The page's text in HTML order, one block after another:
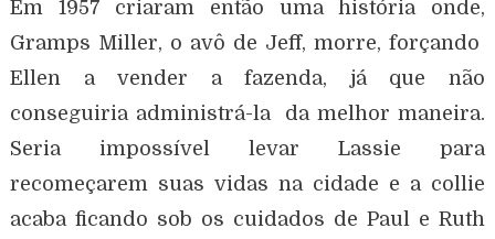
Em 1957 criaram então uma história onde,
Gramps Miller, o avô de Jeff, morre, forçando
Ellen a vender a fazenda, já que não
conseguiria administrá-la da melhor maneira.
Seria impossível levar Lassie para
recomeçarem suas vidas na cidade e a collie
acaba ficando sob os cuidados de Paul e Ruth